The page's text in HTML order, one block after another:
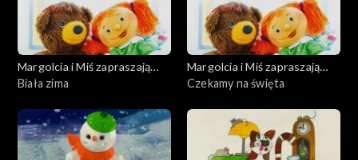
Margolcia i Miś zapraszają
dziś
Biała zima
Margolcia i Miś zapraszają
dziś
Czekamy na święta